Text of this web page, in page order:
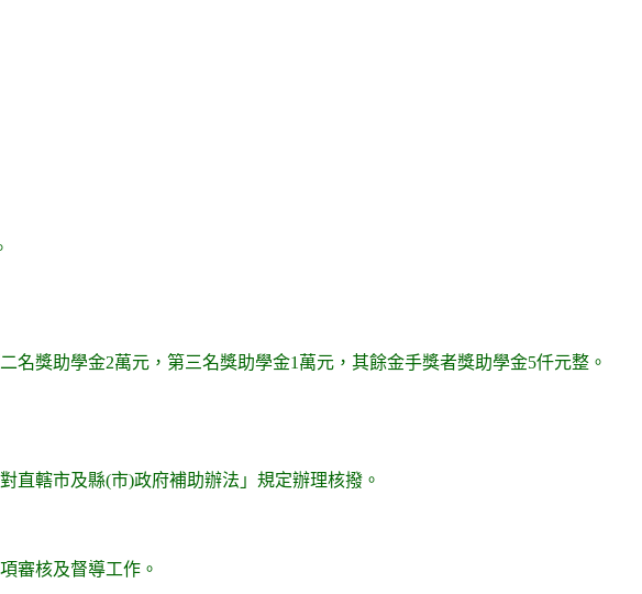
獎助學金2萬元，第三名獎助學金1萬元，其餘金手獎者獎助學金5仟元整。
直轄市及縣(市)政府補助辦法」規定辦理核撥。
審核及督導工作。